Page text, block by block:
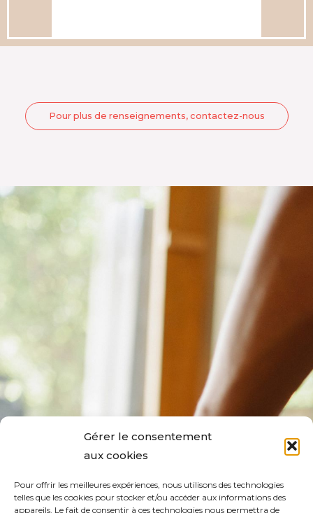
Gérer le consentement
aux cookies
Pour offrir les meilleures expériences, nous utilisons des technologies
telles que les cookies pour stocker et/ou accéder aux informations des
appareils. Le fait de consentir à ces technologies nous permettra de
Pour plus de renseignements, contactez-nous